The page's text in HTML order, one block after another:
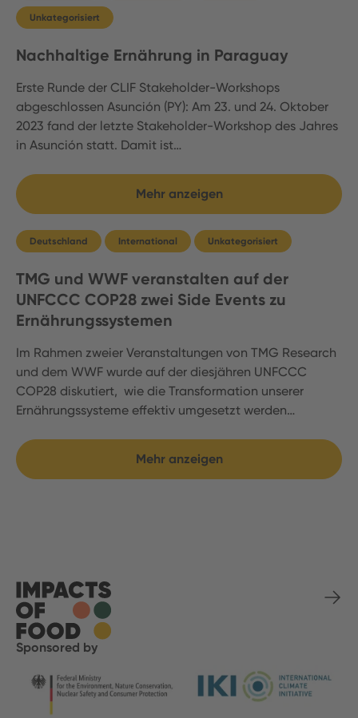
Unkategorisiert
Nachhaltige Ernährung in Paraguay
Erste Runde der CLIF Stakeholder-Workshops
abgeschlossen Asunción (PY): Am 23. und 24. Oktober
2023 fand der letzte Stakeholder-Workshop des Jahres
in Asunción statt. Damit ist…
Mehr anzeigen
Deutschland International Unkategorisiert
TMG und WWF veranstalten auf der
UNFCCC COP28 zwei Side Events zu
Ernährungssystemen
Im Rahmen zweier Veranstaltungen von TMG Research
und dem WWF wurde auf der diesjähren UNFCCC
COP28 diskutiert, wie die Transformation unserer
Ernährungssysteme effektiv umgesetzt werden…
Mehr anzeigen
Sponsored by